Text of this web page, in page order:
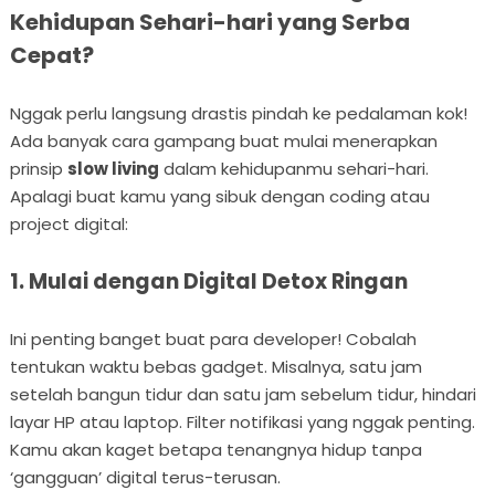
Kehidupan Sehari-hari yang Serba
Cepat?
Nggak perlu langsung drastis pindah ke pedalaman kok!
Ada banyak cara gampang buat mulai menerapkan
prinsip slow living dalam kehidupanmu sehari-hari.
Apalagi buat kamu yang sibuk dengan coding atau
project digital:
1. Mulai dengan Digital Detox Ringan
Ini penting banget buat para developer! Cobalah
tentukan waktu bebas gadget. Misalnya, satu jam
setelah bangun tidur dan satu jam sebelum tidur, hindari
layar HP atau laptop. Filter notifikasi yang nggak penting.
Kamu akan kaget betapa tenangnya hidup tanpa
‘gangguan’ digital terus-terusan.